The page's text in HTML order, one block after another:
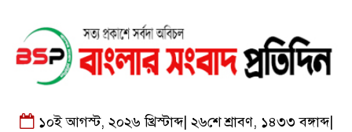
১০ই আগস্ট, ২০২৬ খ্রিস্টাব্দ| ২৬শে শ্রাবণ, ১৪৩৩ বঙ্গাব্দ|